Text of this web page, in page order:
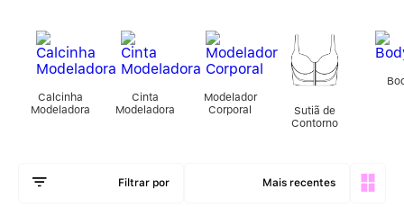
Calcinha
Modeladora
Cinta
Modeladora
Modelador
Corporal
Sutiã de
Contorno
Mais recentes
2º Calcinhas
3º Sutiã Bojo